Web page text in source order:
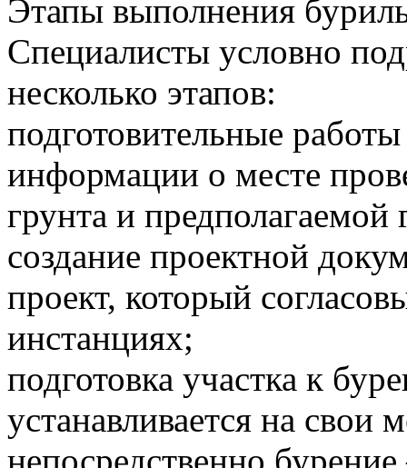
Этапы выполнения
Специалисты условно
несколько этапов:
подготовительные
информации о месте
грунта и
создание проектной
проект, который
инстанциях;
подготовка участка к
устанавливается на свои
непосредственно